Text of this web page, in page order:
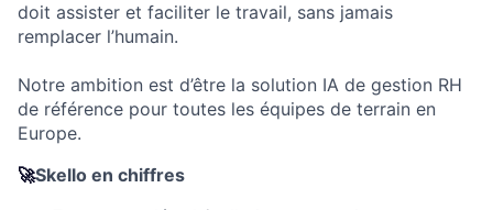
doit assister et faciliter le travail, sans jamais
remplacer l’humain.
Notre ambition est d’être la solution IA de gestion RH
de référence pour toutes les équipes de terrain en
Europe.
🚀Skello en chiffres